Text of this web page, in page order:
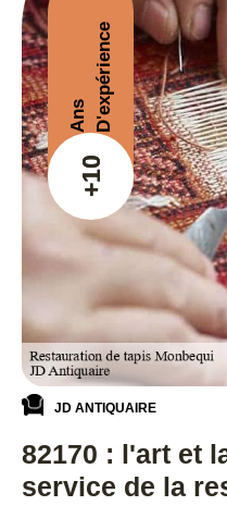
+10
Ans D'expérience
JD ANTIQUAIRE
82170 : l'art et
service de la